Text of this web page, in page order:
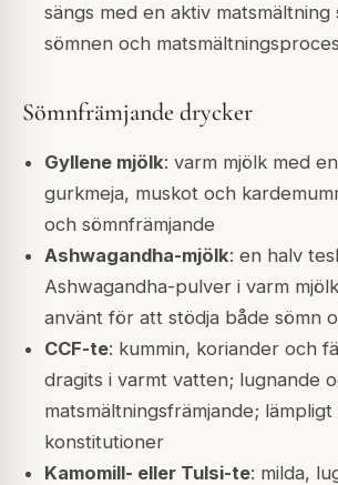
sängs med en aktiv
sömnen och
Sömnfrämjande drycker
Gyllene mjölk: varm mjölk med
gurkmeja, muskot och
och sömnfrämjande
Ashwagandha-mjölk: en halv
Ashwagandha-pulver i varm
använt för att stödja både sömn
CCF-te: kummin, koriander och
dragits i varmt vatten; lugnande
matsmältningsfrämjande;
konstitutioner
Kamomill- eller Tulsi-te: milda,